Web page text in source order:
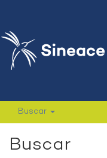
Buscar
Buscar